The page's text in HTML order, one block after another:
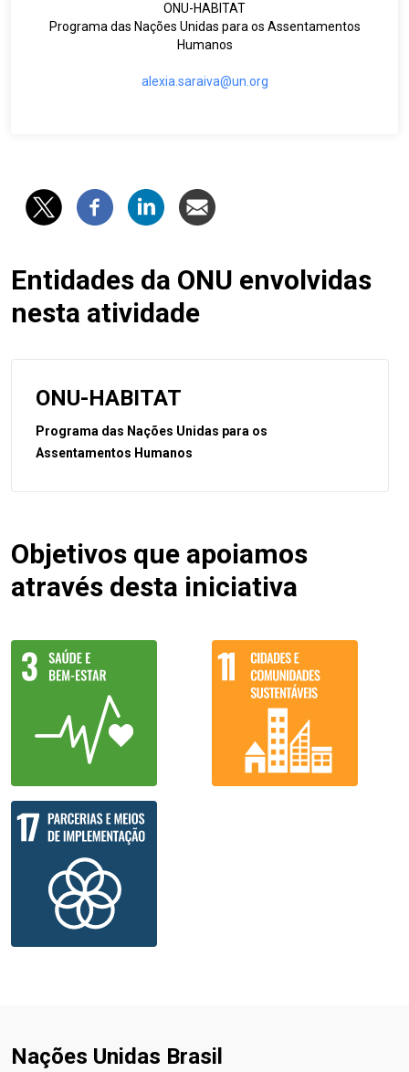
ONU-HABITAT
Programa das Nações Unidas para os Assentamentos
Humanos
alexia.saraiva@un.org
Entidades da ONU envolvidas
nesta atividade
ONU-HABITAT
Programa das Nações Unidas para os
Assentamentos Humanos
Objetivos que apoiamos
através desta iniciativa
Nações Unidas Brasil